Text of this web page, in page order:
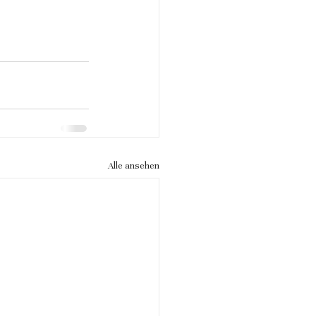
Alle ansehen